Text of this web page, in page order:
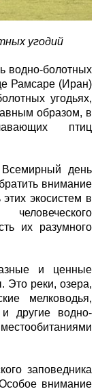
угодий
водно-болотных
Рамсаре (Иран)
угодьях,
образом, в
птиц
день
внимание
экосистем в
их разумного
и ценные
Это реки, озера,
мелководья,
другие водно-
заповедника
внимание